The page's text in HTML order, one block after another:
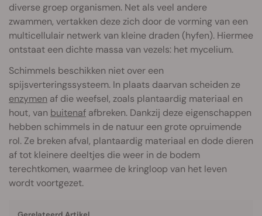
diverse groep organismen. Net als veel andere
zwammen, vertakken deze zich door de vorming van een
multicellulair netwerk van kleine draden (hyfen). Hiermee
ontstaat een dichte massa van vezels: het mycelium.
Schimmels beschikken niet over een
spijsverteringssysteem. In plaats daarvan scheiden ze
enzymen af die weefsel, zoals plantaardig materiaal en
hout, van buitenaf afbreken. Dankzij deze eigenschappen
hebben schimmels in de natuur een grote opruimende
rol. Ze breken afval, plantaardig materiaal en dode dieren
af tot kleinere deeltjes die weer in de bodem
terechtkomen, waarmee de kringloop van het leven
wordt voortgezet.